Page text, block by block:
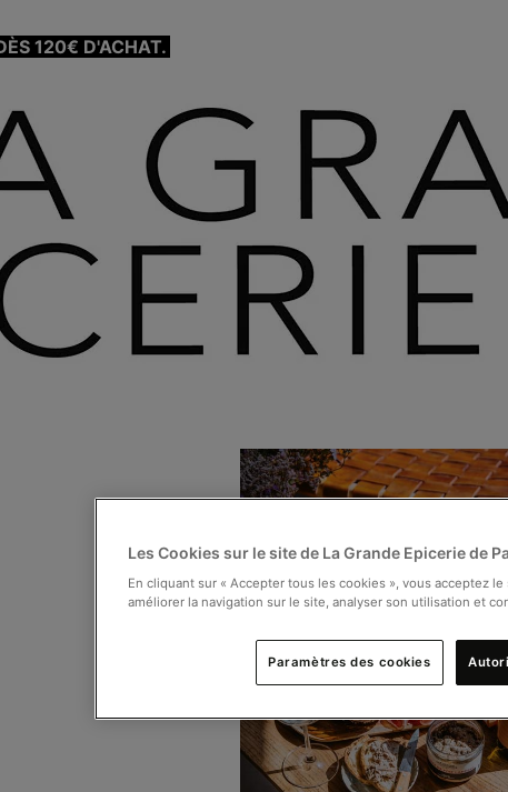
120€ D'ACHAT.
Les Cookies sur le site de La Grande Epicerie de
En cliquant sur « Accepter tous les cookies », vous acceptez
améliorer la navigation sur le site, analyser son utilisation et
Paramètres des cookies